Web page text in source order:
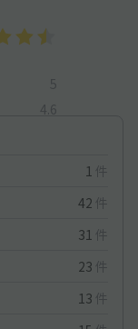
5
4.6
1 件
42 件
31 件
23 件
13 件